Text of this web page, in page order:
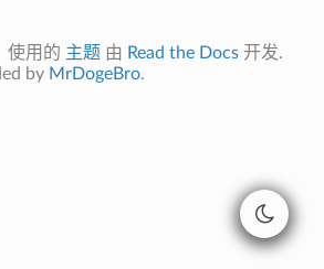
使用的 主题 由 Read the Docs开发.
by MrDogeBro.